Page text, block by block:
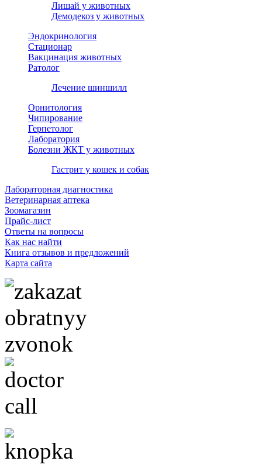
Лишай у животных
Демодекоз у животных
Эндокринология
Стационар
Вакцинация животных
Ратолог
Лечение шиншилл
Орнитология
Чипирование
Герпетолог
Лаборатория
Болезни ЖКТ у животных
Гастрит у кошек и собак
Лабораторная диагностика
Ветеринарная аптека
Зоомагазин
Прайс-лист
Ответы на вопросы
Как нас найти
Книга отзывов и предложений
Карта сайта